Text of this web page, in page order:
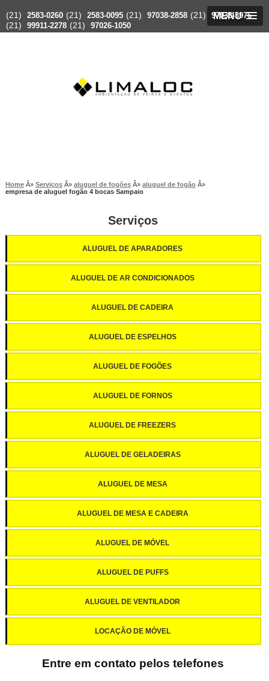
MENU
(21) 2583-0260 (21) 2583-0095 (21) 97038-2858 (21) 97038-3976
(21) 99911-2278 (21) 97026-1050
Home Serviços aluguel de fogões
aluguel de fogão
empresa de aluguel fogão 4 bocas Sampaio
Serviços
ALUGUEL DE APARADORES
ALUGUEL DE AR CONDICIONADOS
ALUGUEL DE CADEIRA
ALUGUEL DE ESPELHOS
ALUGUEL DE FOGÕES
ALUGUEL DE FORNOS
ALUGUEL DE FREEZERS
ALUGUEL DE GELADEIRAS
ALUGUEL DE MESA
ALUGUEL DE MESA E CADEIRA
ALUGUEL DE MÓVEL
ALUGUEL DE PUFFS
ALUGUEL DE VENTILADOR
LOCAÇÃO DE MÓVEL
Entre em contato pelos telefones